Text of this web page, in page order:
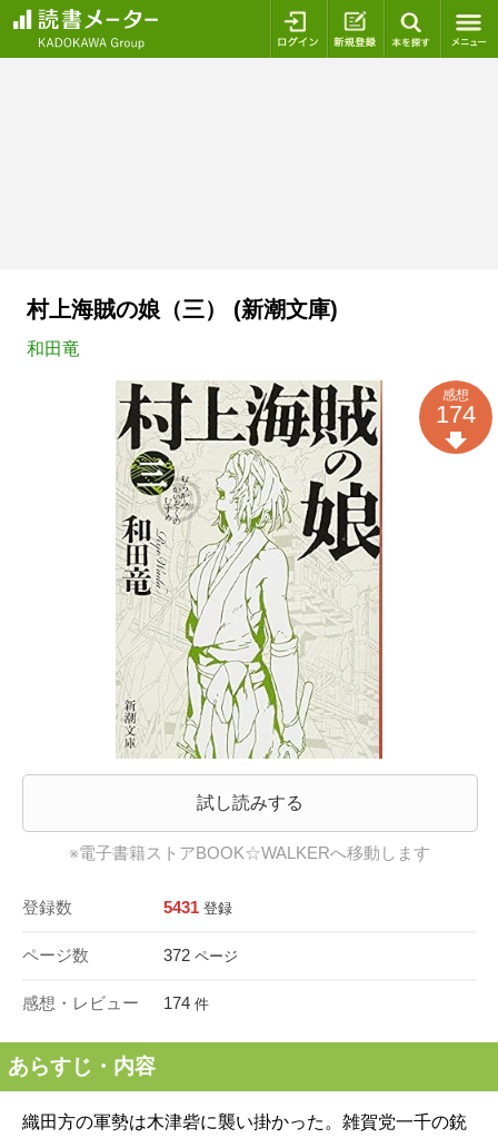
ログイン 新規登録
村上海賊の娘（三） (新潮文庫)
和田竜
試し読みする
※電子書籍ストアBOOK☆WALKERへ移動します
登録数 5431 登録
ページ数 372 ページ
感想・レビュー 174 件
感想
174
あらすじ・内容
織田方の軍勢は木津砦に襲い掛かった。雑賀党一千の銃